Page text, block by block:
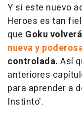
Y si este nuevo
Heroes es tan
que Goku
nueva y
controlada. Así
anteriores
para aprender a
Instinto'.